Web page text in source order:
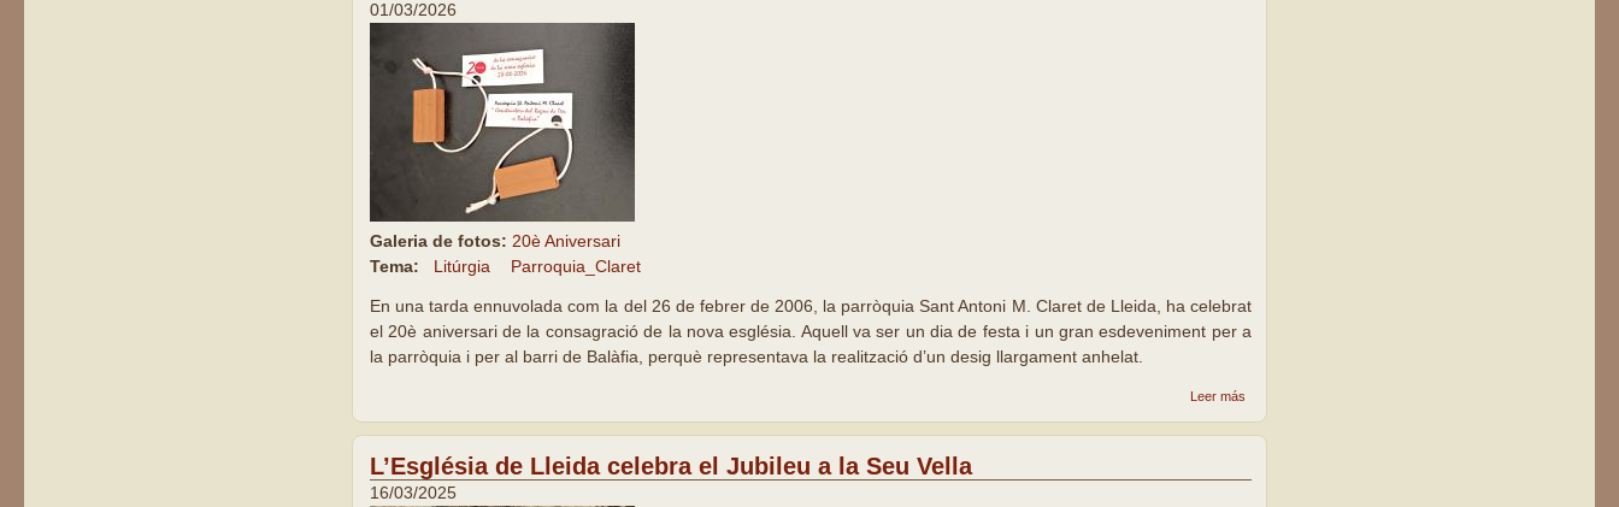
01/03/2026
Galeria de fotos: 20è Aniversari
Tema:
Litúrgia Parroquia_Claret
En una tarda ennuvolada com la del 26 de febrer de 2006, la parròquia Sant Antoni M. Claret de Lleida, ha celebrat
el 20è aniversari de la consagració de la nova església. Aquell va ser un dia de festa i un gran esdeveniment per a
la parròquia i per al barri de Balàfia, perquè representava la realització d’un desig llargament anhelat.
Leer más
M. Claret de
celebra el
L’Església de Lleida celebra el Jubileu a la Seu Vella
16/03/2025